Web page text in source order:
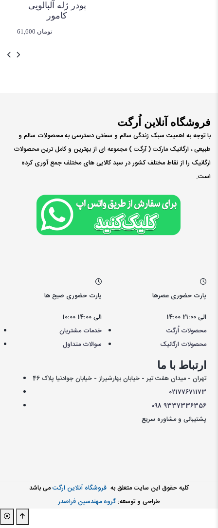
پودر ژله آلبالویی
کامور
61,600 تومان
فروشگاه آنلاین اُرگت
با توجه به اهمیت سبک زندگی سالم و سختی دسترسی به محصولات سالم و
طبیعی ، ارگانیک مارکت ( ٱرگت ) مجموعه ای از بهترین و کامل ترین محصولات
ارگانیک را از نقاط مختلف کشور در سبد کالایی های مختلف جمع آوری کرده
است.
پارت حضوری صبح ها
10:00 الی 14:00
پارت حضوری عصرها
14:00 الی 21:00
خدمات مشتریان
سوالات متداول
محصولات اُرگت
محصولات ارگانیک
ارتباط با ما
تهران - میدان هفت تیر - خیابان بهارشیراز - خیابان جوادنیا پلاک 46
02177671173
0989337336356
پشتیبانی و مشاوره سریع
کليه حقوق اين سايت متعلق به فروشگاه آنلاین ارگتمی باشد
طراحی و توسعه: گروه مهندسین فراصدر